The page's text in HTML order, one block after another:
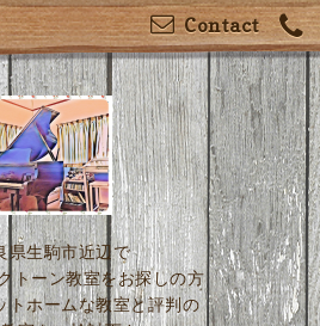
Contact
県生駒市近辺で
トーン教室をお探しの方
トホームな教室と評判の